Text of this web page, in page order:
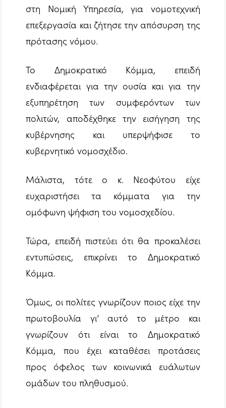
στη Νομική Υπηρεσία, για νομοτεχνική
επεξεργασία και ζήτησε την απόσυρση της
πρότασης νόμου.
Το Δημοκρατικό Κόμμα, επειδή
ενδιαφέρεται για την ουσία και για την
εξυπηρέτηση των συμφερόντων των
πολιτών, αποδέχθηκε την εισήγηση της
κυβέρνησης και υπερψήφισε το
κυβερνητικό νομοσχέδιο.
Μάλιστα, τότε ο κ. Νεοφύτου είχε
ευχαριστήσει τα κόμματα για την
ομόφωνη ψήφιση του νομοσχεδίου.
Τώρα, επειδή πιστεύει ότι θα προκαλέσει
εντυπώσεις, επικρίνει το Δημοκρατικό
Κόμμα.
Όμως, οι πολίτες γνωρίζουν ποιος είχε την
πρωτοβουλία γι’ αυτό το μέτρο και
γνωρίζουν ότι είναι το Δημοκρατικό
Κόμμα, που έχει καταθέσει προτάσεις
προς όφελος των κοινωνικά ευάλωτων
ομάδων του πληθυσμού.